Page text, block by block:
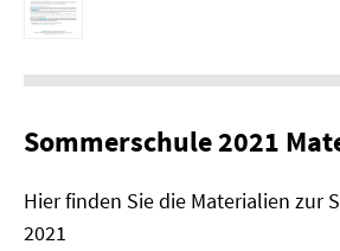
Sommerschule 2021
Hier finden Sie die Materialien zur
2021